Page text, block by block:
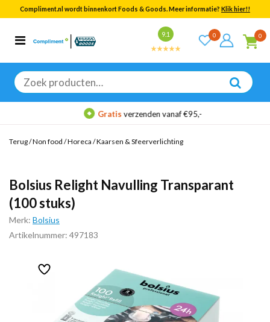
Compliment.nl wordt binnenkort Foods & Goods. Meer informatie? Klik hier!!
9.1 0 0
Zoeken
naar:
Categorieën
Bekijk alle resultaten
Gratisverzenden vanaf €95,-
Terug/Non food /Horeca /Kaarsen & Sfeerverlichting
Bolsius Relight Navulling Transparant
(100 stuks)
Merk: Bolsius
Artikelnummer: 497183